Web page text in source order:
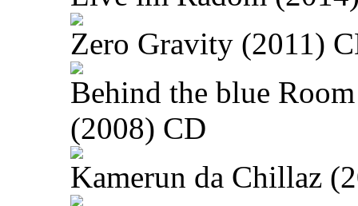
Zero Gravity (2011)
Behind the blue Room
(2008) CD
Kamerun da Chillaz